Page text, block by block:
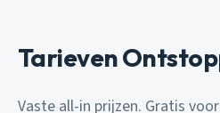
Tarieven
Vaste all-in prijzen. Gratis